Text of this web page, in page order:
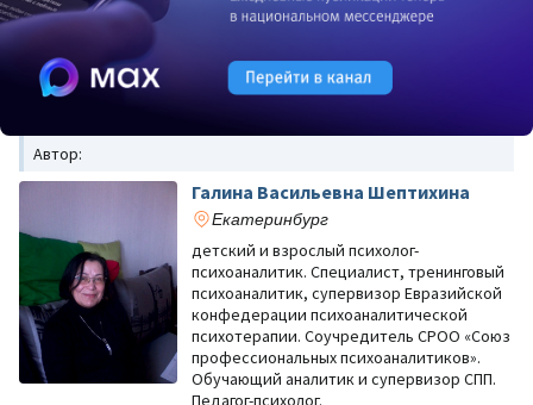
Автор:
Галина Васильевна Шептихина
Екатеринбург
детский и взрослый психолог-
психоаналитик. Специалист, тренинговый
психоаналитик, супервизор Евразийской
конфедерации психоаналитической
психотерапии. Соучредитель СРОО «Союз
профессиональных психоаналитиков».
Обучающий аналитик и супервизор СПП.
Педагог-психолог.